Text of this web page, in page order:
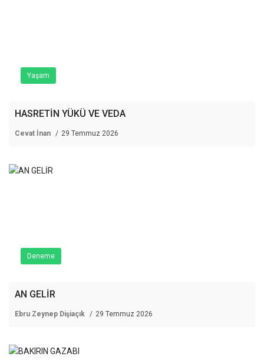
Yaşam
HASRETİN YÜKÜ VE VEDA
Cevat İnan 29 Temmuz 2026
Deneme
AN GELİR
Ebru Zeynep Dişiaçık 29 Temmuz 2026